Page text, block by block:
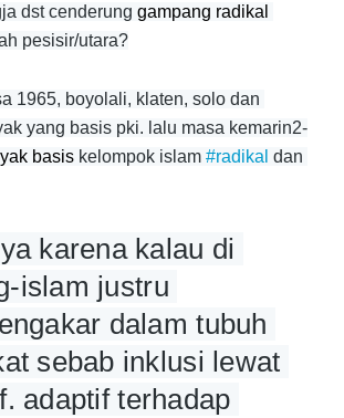
dst cenderung
pesisir/utara?
1965, boyolali, klaten, solo dan
yang basis pki. lalu masa kemarin2-
basis kelompok islam #radikal dan
karena kalau di
islam justru
dalam tubuh
sebab inklusi lewat
adaptif terhadap